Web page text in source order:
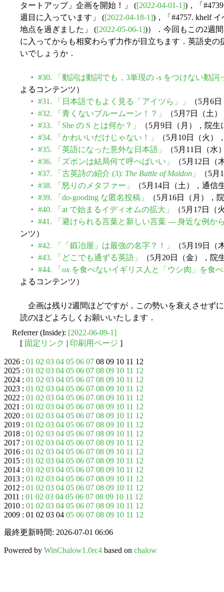
タートアップ」企画を開始！」 ([2022-04-01-1])，「
週目に入っています」 ([2022-04-18-1])，「#4757. khelf
地点を過ぎました」 ([2022-05-06-1])）．今回もこの2週
に入ってからも相変わらず力作が目立ちます．英語史
いでしょうか．
・ #30. 「動詞は動詞でも，3単現の -s をつけない動詞
よるコンテンツ）
・ #31. 「日本語でもよく見る「アイツら」」
（5月6
・ #32. 「青くないブルームーン！？」
（5月7日（土
・ #33. 「She の S とは何か？」
（5月9日（月），院
・ #34. 「かわいいだけじゃない！」
（5月10日（火
・ #35. 「英語になった意外な日本語」
（5月11日（
・ #36. 「ズボンは結局何て呼べばいい」
（5月12日
・ #37. 「古英詩の紹介 (3): The Battle of Maldon 」
（5
・ #38. 「怒りのメタファー」
（5月14日（土），通信
・ #39. 「do-gooding な匿名投稿」
（5月16日（月），
・ #40. 「at で始まるイディオムの拡大」
（5月17日（
・ #41. 「避けられる言葉と新しい言葉 --- 身近な例か
ンツ）
・ #42. 「「鍛冶屋」は最強の名字？！」
（5月19日
・ #43. 「どこでも通ずる英語」
（5月20日（金），院
・ #44. 「 ox を食べないイギリス人と「ウシ肉」を食
よるコンテンツ）
企画は残り2週間ほどですが，この勢いを衰えさせず
読のほどよろしくお願いいたします．
Referrer (Inside): [2022-06-09-1]
[ 固定リンク | 印刷用ページ ]
2026 : 01 02 03 04 05 06 07 08 09 10 11 12
2025 : 01 02 03 04 05 06 07 08 09 10 11 12
2024 : 01 02 03 04 05 06 07 08 09 10 11 12
2023 : 01 02 03 04 05 06 07 08 09 10 11 12
2022 : 01 02 03 04 05 06 07 08 09 10 11 12
2021 : 01 02 03 04 05 06 07 08 09 10 11 12
2020 : 01 02 03 04 05 06 07 08 09 10 11 12
2019 : 01 02 03 04 05 06 07 08 09 10 11 12
2018 : 01 02 03 04 05 06 07 08 09 10 11 12
2017 : 01 02 03 04 05 06 07 08 09 10 11 12
2016 : 01 02 03 04 05 06 07 08 09 10 11 12
2015 : 01 02 03 04 05 06 07 08 09 10 11 12
2014 : 01 02 03 04 05 06 07 08 09 10 11 12
2013 : 01 02 03 04 05 06 07 08 09 10 11 12
2012 : 01 02 03 04 05 06 07 08 09 10 11 12
2011 : 01 02 03 04 05 06 07 08 09 10 11 12
2010 : 01 02 03 04 05 06 07 08 09 10 11 12
2009 : 01 02 03 04 05 06 07 08 09 10 11 12
最終更新時間: 2026-07-01 06:06
Powered by WinChalow1.0rc4 based on chalow